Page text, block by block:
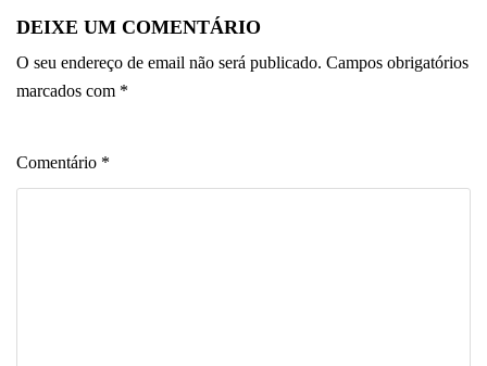
DEIXE UM COMENTÁRIO
O seu endereço de email não será publicado. Campos obrigatórios
marcados com *
Comentário *